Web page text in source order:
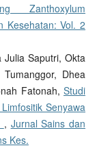
Zanthoxylum
Kesehatan: Vol. 2
Julia Saputri, Okta
Dhea
Fatonah,Studi
Senyawa
, Jurnal Sains dan
Kes.